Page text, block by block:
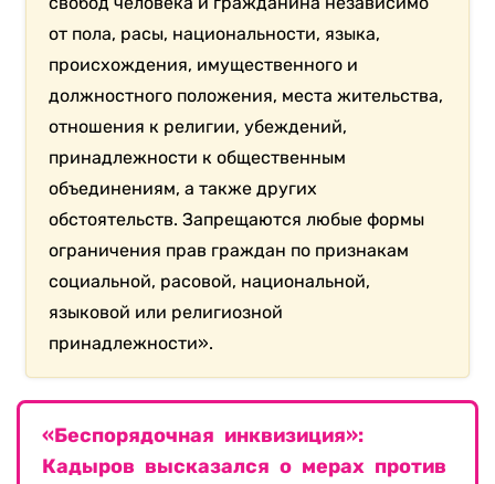
от пола, расы, национальности, языка,
происхождения, имущественного и
должностного положения, места жительства,
отношения к религии, убеждений,
принадлежности к общественным
объединениям, а также других
обстоятельств. Запрещаются любые формы
ограничения прав граждан по признакам
социальной, расовой, национальной,
языковой или религиозной
принадлежности».
«Беспорядочная инквизиция»:
Кадыров высказался о мерах против